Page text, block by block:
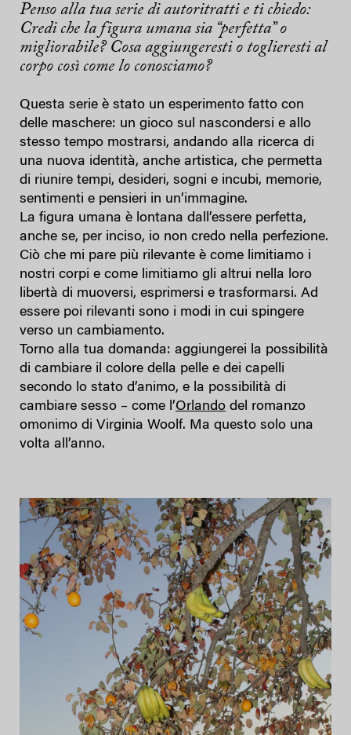
Penso alla tua serie di autoritratti e ti chiedo:
Credi che la figura umana sia “perfetta” o
migliorabile? Cosa aggiungeresti o toglieresti al
corpo così come lo conosciamo?
Questa serie è stato un esperimento fatto con
delle maschere: un gioco sul nascondersi e allo
stesso tempo mostrarsi, andando alla ricerca di
una nuova identità, anche artistica, che permetta
di riunire tempi, desideri, sogni e incubi, memorie,
sentimenti e pensieri in un’immagine.
La figura umana è lontana dall’essere perfetta,
anche se, per inciso, io non credo nella perfezione.
Ciò che mi pare più rilevante è come limitiamo i
nostri corpi e come limitiamo gli altrui nella loro
libertà di muoversi, esprimersi e trasformarsi. Ad
essere poi rilevanti sono i modi in cui spingere
verso un cambiamento.
Torno alla tua domanda: aggiungerei la possibilità
di cambiare il colore della pelle e dei capelli
secondo lo stato d’animo, e la possibilità di
cambiare sesso – come l’Orlando del romanzo
omonimo di Virginia Woolf. Ma questo solo una
volta all’anno.